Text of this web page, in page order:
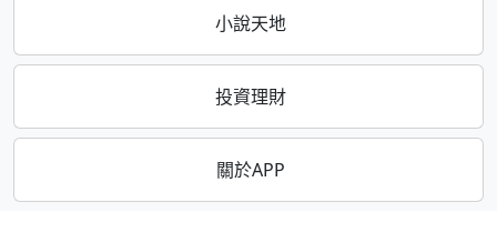
小說天地
投資理財
關於APP